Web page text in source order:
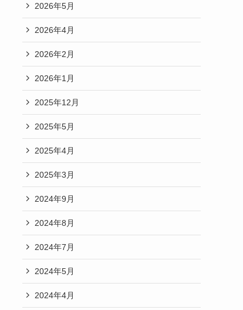
2026年5月
2026年4月
2026年2月
2026年1月
2025年12月
2025年5月
2025年4月
2025年3月
2024年9月
2024年8月
2024年7月
2024年5月
2024年4月